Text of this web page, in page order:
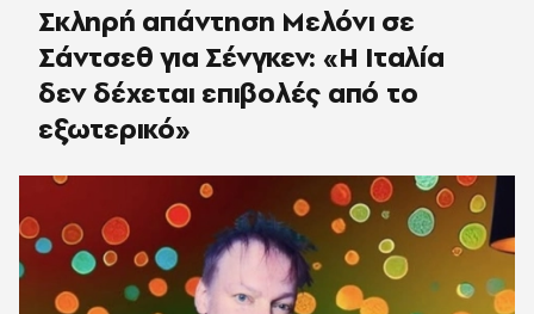
Σκληρή απάντηση Μελόνι σε
Σάντσεθ για Σένγκεν: «Η Ιταλία
δεν δέχεται επιβολές από το
εξωτερικό»